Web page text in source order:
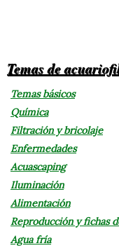
Temas de
Temas básicos
Química
Filtración y bricolaje
Enfermedades
Acuascaping
Iluminación
Alimentación
Reproducción y fichas
Agua fría